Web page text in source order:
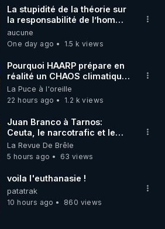
l’application de méditation et
:
www.envol.app/code
La stupidité de la théorie sur
la responsabilité de l’homme
concernant le dioxyde de
carbone.
aucune
One day ago
1.5 k views
Pourquoi HAARP prépare en
réalité un CHAOS climatique,
on répond
La Puce à l'oreille
22 hours ago
1.2 k views
Juan Branco à Tarnos:
Ceuta, le narcotrafic et le
pouvoir en France
La Revue De Brêle
5 hours ago
63 views
voila l'euthanasie !
patatrak
10 hours ago
860 views